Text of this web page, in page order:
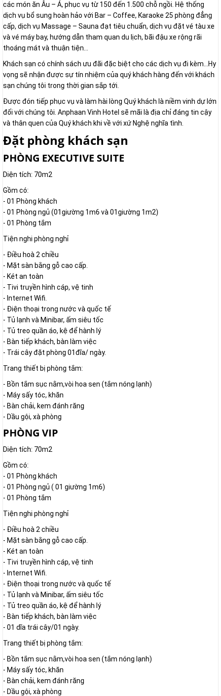
các món ăn Âu – Á, phục vụ từ 150 đến 1.500 chỗ ngồi. Hệ thống
dịch vụ bổ sung hoàn hảo với Bar – Coffee, Karaoke 25 phòng đẳng
cấp, dịch vụ Massage – Sauna đạt tiêu chuẩn, dịch vụ đặt vé tàu xe
và vé máy bay, hướng dẫn tham quan du lịch, bãi đậu xe rộng rãi
thoáng mát và thuận tiện…
Khách sạn có chính sách ưu đãi đặc biệt cho các dịch vụ đi kèm…Hy
vọng sẽ nhận được sự tín nhiệm của quý khách hàng đến với khách
sạn chúng tôi trong thời gian sắp tới.
Được đón tiếp phục vụ và làm hài lòng Quý khách là niềm vinh dự lớn
đối với chúng tôi. Anphaan Vinh Hotel sẽ mãi là địa chỉ đáng tin cậy
và thân quen của Quý khách khi về với xứ Nghệ nghĩa tình.
Đặt phòng khách sạn
PHÒNG EXECUTIVE SUITE
Diện tích: 70m2
Gồm có:
- 01 Phòng khách
- 01 Phòng ngủ (01giường 1m6 và 01giường 1m2)
- 01 Phòng tắm
Tiện nghi phòng nghỉ
- Điều hoà 2 chiều
- Mặt sàn bằng gỗ cao cấp.
- Két an toàn
- Tivi truyền hình cáp, vệ tinh
- Internet Wifi.
- Điện thoại trong nước và quốc tế
- Tủ lạnh và Minibar, ấm siêu tốc
- Tủ treo quần áo, kệ để hành lý
- Bàn tiếp khách, bàn làm việc
- Trái cây đặt phòng 01đĩa/ ngày.
Trang thiết bị phòng tắm:
- Bồn tắm sục nằm,vòi hoa sen (tắm nóng lạnh)
- Máy sấy tóc, khăn
- Bàn chải, kem đánh răng
- Dầu gội, xà phòng
PHÒNG VIP
Diện tích: 70m2
Gồm có:
- 01 Phòng khách
- 01 Phòng ngủ ( 01 giường 1m6)
- 01 Phòng tắm
Tiện nghi phòng nghỉ
- Điều hoà 2 chiều
- Mặt sàn bằng gỗ cao cấp.
- Két an toàn
- Tivi truyền hình cáp, vệ tinh
- Internet Wifi.
- Điện thoại trong nước và quốc tế
- Tủ lạnh và Minibar, ấm siêu tốc
- Tủ treo quần áo, kệ để hành lý
- Bàn tiếp khách, bàn làm việc
- 01 dĩa trái cây/01 ngày.
Trang thiết bị phòng tắm:
- Bồn tắm sục nằm,vòi hoa sen (tắm nóng lạnh)
- Máy sấy tóc, khăn
- Bàn chải, kem đánh răng
- Dầu gội, xà phòng